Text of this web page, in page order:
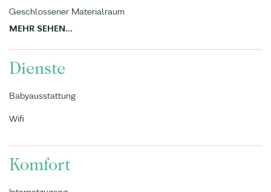
Geschlossener Materialraum
MEHR SEHEN...
Dienste
Babyausstattung
Wifi
Komfort